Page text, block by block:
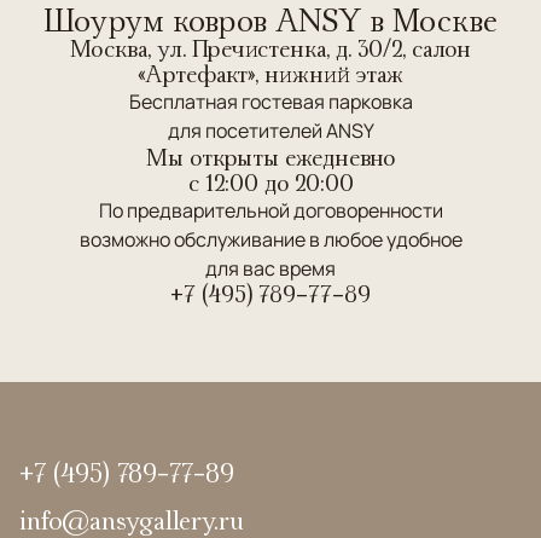
Шоурум ковров ANSY в Москве
Москва, ул. Пречистенка, д. 30/2, салон
«Артефакт», нижний этаж
Бесплатная гостевая парковка
для посетителей ANSY
Мы открыты ежедневно
c 12:00 до 20:00
По предварительной договоренности
возможно обслуживание в любое удобное
для вас время
+7 (495) 789-77-89
+7 (495) 789-77-89
info@ansygallery.ru